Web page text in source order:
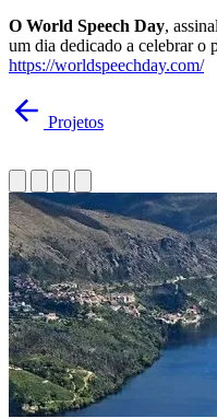
O World Speech Day,
um dia dedicado a celebrar o
https://worldspeechday.com/
Projetos